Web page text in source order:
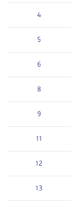
4
5
6
8
9
11
12
13